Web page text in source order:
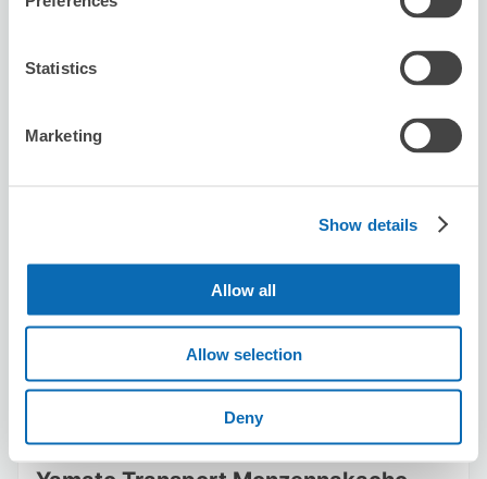
Statistics
Marketing
Show details
Allow all
Allow selection
Deny
从Hamamatsuchō站步行4分钟。
8/12三
預約此店舖